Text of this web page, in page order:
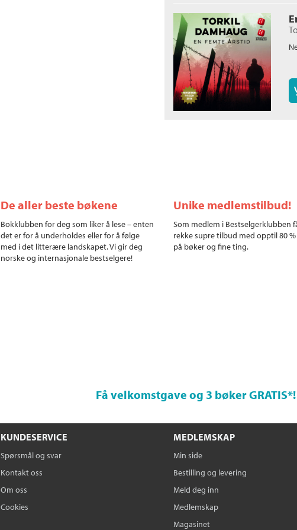
De aller beste bøkene
Bokklubben for deg som liker å lese – enten
det er for å underholdes eller for å følge
med i det litterære landskapet. Vi gir deg
norske og internasjonale bestselgere!
Unike medlemstilbud!
Som medlem i Bestselgerklubben
rekke supre tilbud med opptil 80
på bøker og fine ting.
Få velkomstgave og 3 bøker GRATIS*!
KUNDESERVICE
Spørsmål og svar
Kontakt oss
Om oss
Cookies
MEDLEMSKAP
Min side
Bestilling og levering
Meld deg inn
Medlemskap
Magasinet